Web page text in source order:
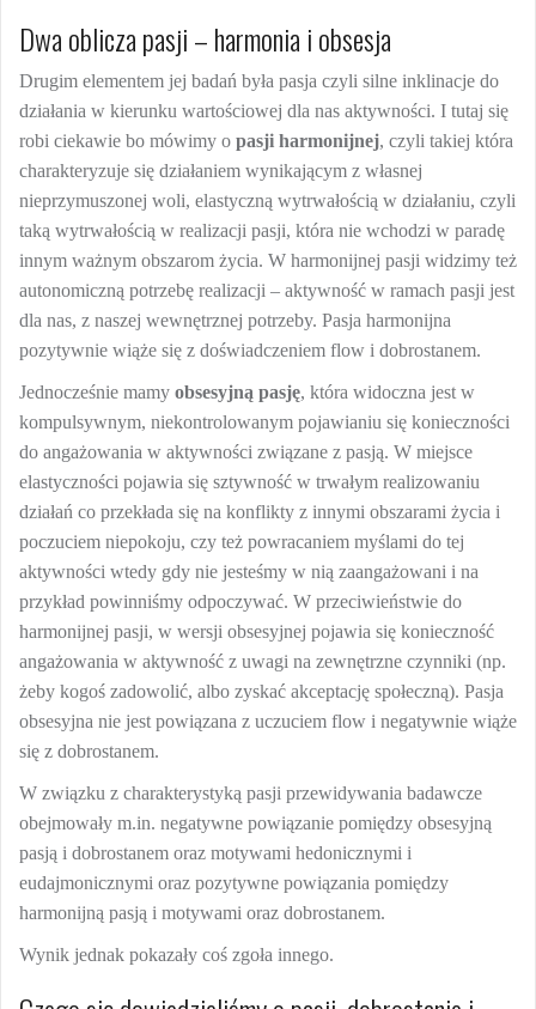
Dwa oblicza pasji – harmonia i obsesja
Drugim elementem jej badań była pasja czyli silne inklinacje do
działania w kierunku wartościowej dla nas aktywności. I tutaj się
robi ciekawie bo mówimy o pasji harmonijnej, czyli takiej która
charakteryzuje się działaniem wynikającym z własnej
nieprzymuszonej woli, elastyczną wytrwałością w działaniu, czyli
taką wytrwałością w realizacji pasji, która nie wchodzi w paradę
innym ważnym obszarom życia. W harmonijnej pasji widzimy też
autonomiczną potrzebę realizacji – aktywność w ramach pasji jest
dla nas, z naszej wewnętrznej potrzeby. Pasja harmonijna
pozytywnie wiąże się z doświadczeniem flow i dobrostanem.
Jednocześnie mamy obsesyjną pasję, która widoczna jest w
kompulsywnym, niekontrolowanym pojawianiu się konieczności
do angażowania w aktywności związane z pasją. W miejsce
elastyczności pojawia się sztywność w trwałym realizowaniu
działań co przekłada się na konflikty z innymi obszarami życia i
poczuciem niepokoju, czy też powracaniem myślami do tej
aktywności wtedy gdy nie jesteśmy w nią zaangażowani i na
przykład powinniśmy odpoczywać. W przeciwieństwie do
harmonijnej pasji, w wersji obsesyjnej pojawia się konieczność
angażowania w aktywność z uwagi na zewnętrzne czynniki (np.
żeby kogoś zadowolić, albo zyskać akceptację społeczną). Pasja
obsesyjna nie jest powiązana z uczuciem flow i negatywnie wiąże
się z dobrostanem.
W związku z charakterystyką pasji przewidywania badawcze
obejmowały m.in. negatywne powiązanie pomiędzy obsesyjną
pasją i dobrostanem oraz motywami hedonicznymi i
eudajmonicznymi oraz pozytywne powiązania pomiędzy
harmonijną pasją i motywami oraz dobrostanem.
Wynik jednak pokazały coś zgoła innego.